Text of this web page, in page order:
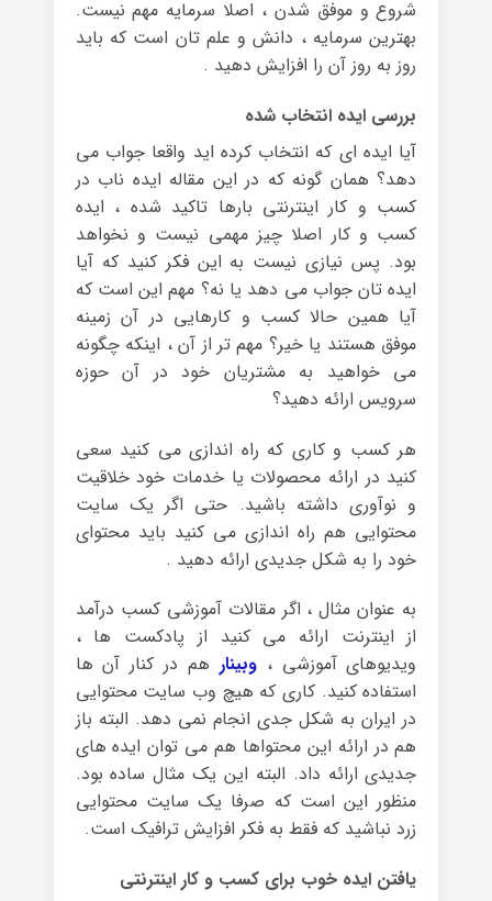
شروع و موفق شدن ، اصلا سرمایه مهم نیست.
بهترین سرمایه ، دانش و علم تان است که باید
روز به روز آن را افزایش دهید .
بررسی ایده انتخاب شده
آیا ایده ای که انتخاب کرده اید واقعا جواب می
دهد؟ همان گونه که در این مقاله ایده ناب در
کسب و کار اینترنتی بارها تاکید شده ، ایده
کسب و کار اصلا چیز مهمی نیست و نخواهد
بود. پس نیازی نیست به این فکر کنید که آیا
ایده تان جواب می دهد یا نه؟ مهم این است که
آیا همین حالا کسب و کارهایی در آن زمینه
موفق هستند یا خیر؟ مهم تر از آن ، اینکه چگونه
می خواهید به مشتریان خود در آن حوزه
سرویس ارائه دهید؟
هر کسب و کاری که راه اندازی می کنید سعی
کنید در ارائه محصولات یا خدمات خود خلاقیت
و نوآوری داشته باشید. حتی اگر یک سایت
محتوایی هم راه اندازی می کنید باید محتوای
خود را به شکل جدیدی ارائه دهید .
به عنوان مثال ، اگر مقالات آموزشی کسب درآمد
از اینترنت ارائه می کنید از پادکست ها ،
ویدیوهای آموزشی ،وبینار هم در کنار آن ها
استفاده کنید. کاری که هیچ وب سایت محتوایی
در ایران به شکل جدی انجام نمی دهد. البته باز
هم در ارائه این محتواها هم می توان ایده های
جدیدی ارائه داد. البته این یک مثال ساده بود.
منظور این است که صرفا یک سایت محتوایی
زرد نباشید که فقط به فکر افزایش ترافیک است.
یافتن ایده خوب برای کسب و کار اینترنتی